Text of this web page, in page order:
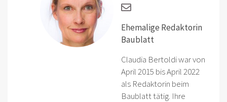
Ehemalige Redaktorin
Baublatt
Claudia Bertoldi war von
April 2015 bis April 2022
als Redaktorin beim
Baublatt tätig. Ihre